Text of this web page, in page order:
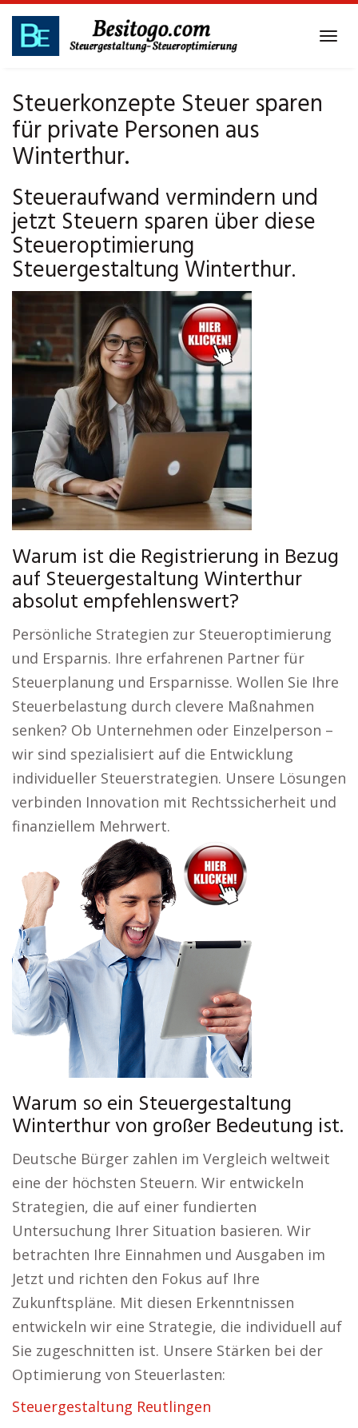
Skip
main
Steuerkonzepte Steuer sparen
für private Personen aus
Winterthur.
Steueraufwand vermindern und
jetzt Steuern sparen über diese
Steueroptimierung
Steuergestaltung Winterthur.
Warum ist die Registrierung in Bezug
auf Steuergestaltung Winterthur
absolut empfehlenswert?
Persönliche Strategien zur Steueroptimierung
und Ersparnis. Ihre erfahrenen Partner für
Steuerplanung und Ersparnisse. Wollen Sie Ihre
Steuerbelastung durch clevere Maßnahmen
senken? Ob Unternehmen oder Einzelperson –
wir sind spezialisiert auf die Entwicklung
individueller Steuerstrategien. Unsere Lösungen
verbinden Innovation mit Rechtssicherheit und
finanziellem Mehrwert.
Warum so ein Steuergestaltung
Winterthur von großer Bedeutung ist.
Deutsche Bürger zahlen im Vergleich weltweit
eine der höchsten Steuern. Wir entwickeln
Strategien, die auf einer fundierten
Untersuchung Ihrer Situation basieren. Wir
betrachten Ihre Einnahmen und Ausgaben im
Jetzt und richten den Fokus auf Ihre
Zukunftspläne. Mit diesen Erkenntnissen
entwickeln wir eine Strategie, die individuell auf
Sie zugeschnitten ist. Unsere Stärken bei der
Optimierung von Steuerlasten:
Steuergestaltung Reutlingen